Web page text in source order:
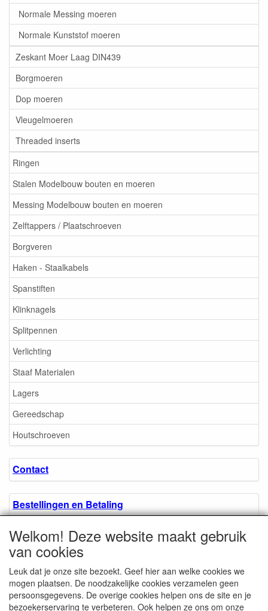
Normale Messing moeren
Normale Kunststof moeren
Zeskant Moer Laag DIN439
Borgmoeren
Dop moeren
Vleugelmoeren
Threaded inserts
Ringen
Stalen Modelbouw bouten en moeren
Messing Modelbouw bouten en moeren
Zelftappers / Plaatschroeven
Borgveren
Haken - Staalkabels
Spanstiften
Klinknagels
Splitpennen
Verlichting
Staaf Materialen
Lagers
Gereedschap
Houtschroeven
Contact
Bestellingen en Betaling
Algemene voorwaarden
Over ons.
Welkom! Deze website maakt gebruik
van cookies
Leuk dat je onze site bezoekt. Geef hier aan welke cookies we
mogen plaatsen. De noodzakelijke cookies verzamelen geen
persoonsgegevens. De overige cookies helpen ons de site en je
bezoekerservaring te verbeteren. Ook helpen ze ons om onze